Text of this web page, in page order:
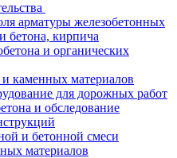
арматуры железобетонных
бетона, кирпича
и органических
каменных материалов
для дорожных работ
и обследование
и бетонной смеси
материалов